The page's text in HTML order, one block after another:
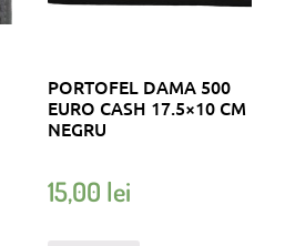
PORTOFEL DAMA 500
EURO CASH 17.5×10 CM
NEGRU
15,00 lei